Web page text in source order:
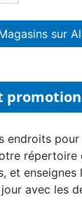
sur
endroits
répertoire
et enseignes
avec les